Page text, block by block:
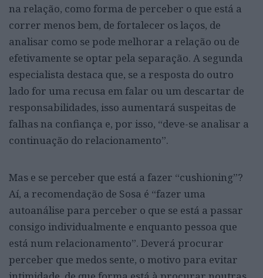
na relação, como forma de perceber o que está a
correr menos bem, de fortalecer os laços, de
analisar como se pode melhorar a relação ou de
efetivamente se optar pela separação. A segunda
especialista destaca que, se a resposta do outro
lado for uma recusa em falar ou um descartar de
responsabilidades, isso aumentará suspeitas de
falhas na confiança e, por isso, “deve-se analisar a
continuação do relacionamento”.
Mas e se perceber que está a fazer “cushioning”?
Aí, a recomendação de Sosa é “fazer uma
autoanálise para perceber o que se está a passar
consigo individualmente e enquanto pessoa que
está num relacionamento”. Deverá procurar
perceber que medos sente, o motivo para evitar